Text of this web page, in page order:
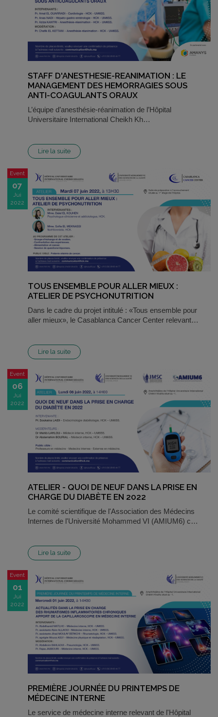
STAFF D'ANESTHESIE-REANIMATION : LE
MANAGEMENT DES HEMORRAGIES SOUS
ANTI-COAGULANTS ORAUX
L’équipe d’anesthésie-réanimation de l’Hôpital
Universitaire International Cheikh Kh…
Lire la suite
Event
07
Jui
2022
TOUS ENSEMBLE POUR ALLER MIEUX :
ATELIER DE PSYCHONUTRITION
Dans le cadre du projet intitulé : «Tous ensemble pour
aller mieux», le Casablanca Cancer Center relevant…
Lire la suite
Event
06
Jui
2022
ATELIER - QUOI DE NEUF DANS LA PRISE EN
CHARGE DU DIABÈTE EN 2022
Le comité scientifique de l'Association des Médecins
Internes de l'Université Mohammed VI (AMIUM6) c…
Lire la suite
Event
01
Jui
2022
PREMIÈRE JOURNÉE DU PRINTEMPS DE
MÉDECINE INTERNE
Le service de médecine interne relevant de l'Hôpital